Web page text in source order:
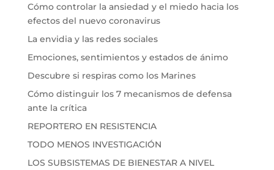
Cómo controlar la ansiedad y el miedo hacia los
efectos del nuevo coronavirus
La envidia y las redes sociales
Emociones, sentimientos y estados de ánimo
Descubre si respiras como los Marines
Cómo distinguir los 7 mecanismos de defensa
ante la crítica
REPORTERO EN RESISTENCIA
TODO MENOS INVESTIGACIÓN
LOS SUBSISTEMAS DE BIENESTAR A NIVEL